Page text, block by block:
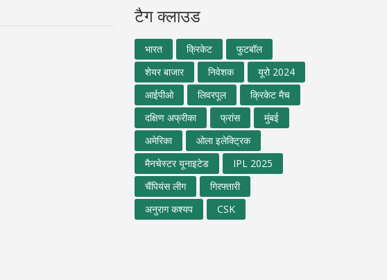
टैग क्लाउड
भारत क्रिकेट
फुटबॉल
शेयर बाजार
निवेशक
यूरो 2024
आईपीओ
लिवरपूल
क्रिकेट मैच
दक्षिण अफ्रीका
फ्रांस
मुंबई
अमेरिका
ओला इलेक्ट्रिक
मैनचेस्टर यूनाइटेड
IPL 2025
चैंपियंस लीग
गिरफ्तारी
अनुराग कश्यप
CSK